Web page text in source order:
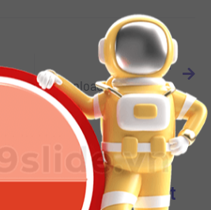
Download Template Slide Powerpoint Công Nghệ
NEXT
Download 14 Mẫu Infographic Thiết kế sẵn trên Slide Powerpoint
Template Powerpoint